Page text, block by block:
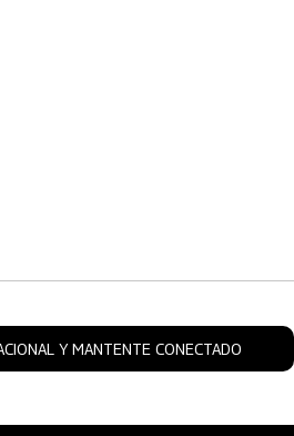
Y MANTENTE CONECTADO